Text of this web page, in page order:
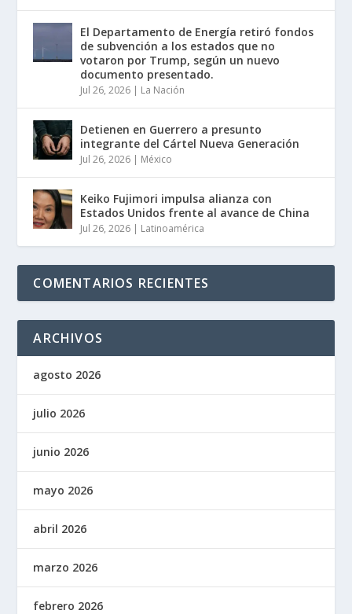
El Departamento de Energía retiró fondos
de subvención a los estados que no
votaron por Trump, según un nuevo
documento presentado.
Jul 26, 2026 | La Nación
Detienen en Guerrero a presunto
integrante del Cártel Nueva Generación
Jul 26, 2026 | México
Keiko Fujimori impulsa alianza con
Estados Unidos frente al avance de China
Jul 26, 2026 | Latinoamérica
COMENTARIOS RECIENTES
ARCHIVOS
agosto 2026
julio 2026
junio 2026
mayo 2026
abril 2026
marzo 2026
febrero 2026